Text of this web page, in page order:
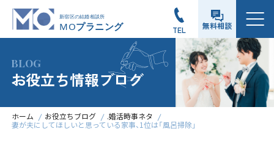
TEL 無料相談
メニュー
BLOG
お役立ち情報ブログ
ホーム お役立ちブログ
.婚活時事ネタ
妻が夫にしてほしいと思っている家事、1位は「風呂掃除」